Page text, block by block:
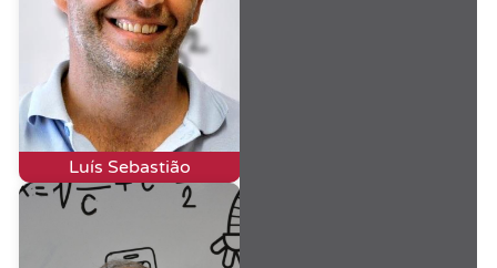
Luís Sebastião